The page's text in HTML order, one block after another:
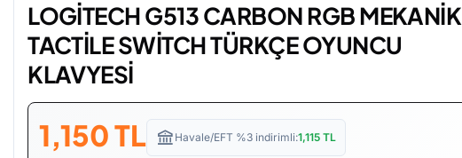
LOGİTECH G513 CARBON RGB MEKANİK
TACTİLE SWİTCH TÜRKÇE OYUNCU
KLAVYESİ
1,150TL Havale/EFT %3 indirimli:1,115 TL